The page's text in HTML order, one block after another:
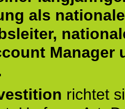
als
Manager
richtet